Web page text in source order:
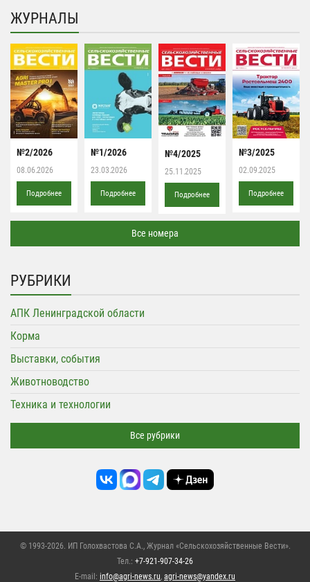
ЖУРНАЛЫ
№2/2026
08.06.2026
Подробнее
№1/2026
23.03.2026
Подробнее
№4/2025
25.11.2025
Подробнее
№3/2025
02.09.2025
Подробнее
Все номера
РУБРИКИ
АПК Ленинградской области
Корма
Выставки, события
Животноводство
Техника и технологии
Все рубрики
© 1993-2026. ИП Голохвастова С.А., Журнал «Сельскохозяйственные Вести».
Тел.: +7-921-907-34-26
E-mail: info@agri-news.ru agri-news@yandex.ru